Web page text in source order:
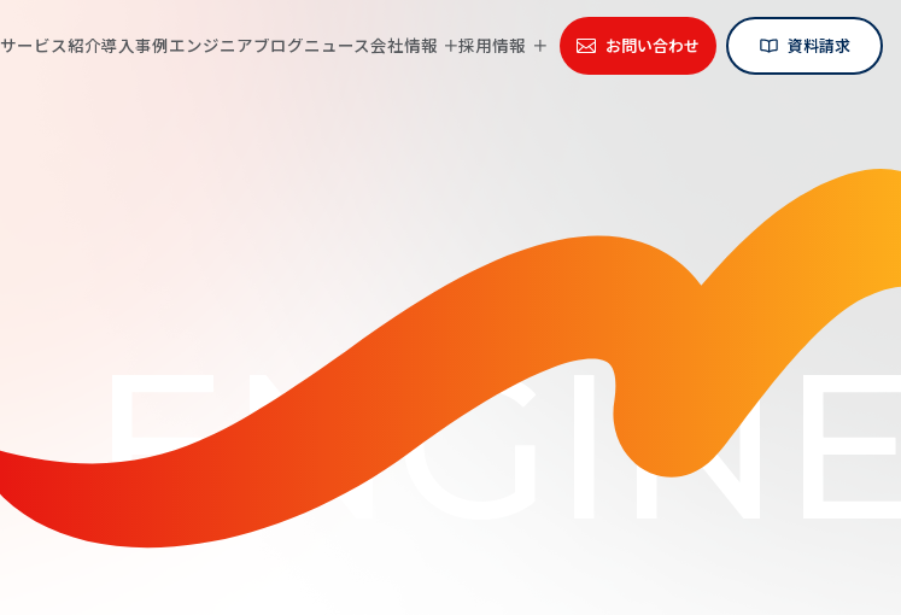
サービス紹介導入事例エンジニアブログニュース会社情報 採用情報 お問い合わせ 資料請求